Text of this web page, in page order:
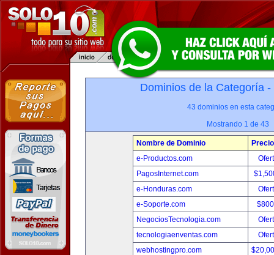
Dominios de la Categoría -
43 dominios en esta
Mostrando 1 de 43
Nombre de Dominio
Precio
e-Productos.com
PagosInternet.com
e-Honduras.com
e-Soporte.com
NegociosTecnologia.com
tecnologiaenventas.com
webhostingpro.com